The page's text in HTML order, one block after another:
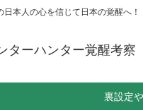
日本人の心を信じて日本の覚醒へ！
ターハンター覚醒考察
裏設定